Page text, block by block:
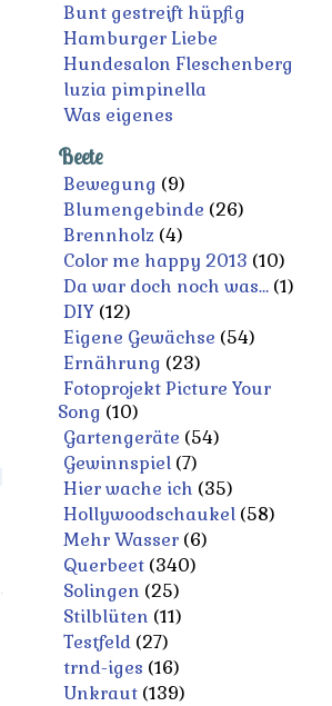
Bunt gestreift hüpfig
Hamburger Liebe
Hundesalon Fleschenberg
luzia pimpinella
Was eigenes
Beete
Bewegung (9)
Blumengebinde (26)
Brennholz (4)
Color me happy 2013 (10)
Da war doch noch was…(1)
DIY(12)
Eigene Gewächse (54)
Ernährung (23)
Fotoprojekt Picture Your
Song (10)
Gartengeräte (54)
Gewinnspiel(7)
Hier wache ich (35)
Hollywoodschaukel(58)
Mehr Wasser(6)
Querbeet(340)
Solingen (25)
Stilblüten (11)
Testfeld(27)
trnd-iges (16)
Unkraut(139)